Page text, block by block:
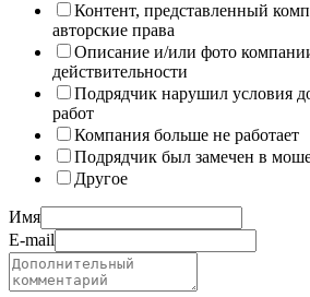
Контент, представленный
авторские права
Описание и/или фото
действительности
Подрядчик нарушил условия
работ
Компания больше не работает
Подрядчик был замечен в
Другое
Имя
E-mail